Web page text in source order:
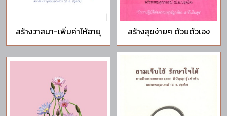
สร้างวาสนา-เพิ่มค่าให้อายุ สร้างสุขง่ายๆ ด้วยตัวเอง